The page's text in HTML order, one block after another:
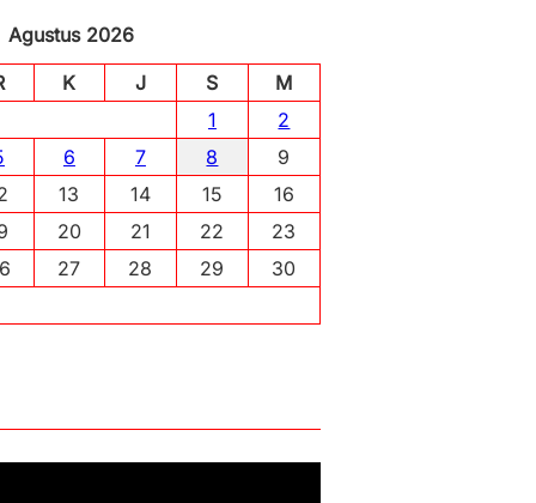
Agustus 2026
K J S
M
1
2
6 7 8
9
13 14 15
16
20 21 22
23
27 28 29
30